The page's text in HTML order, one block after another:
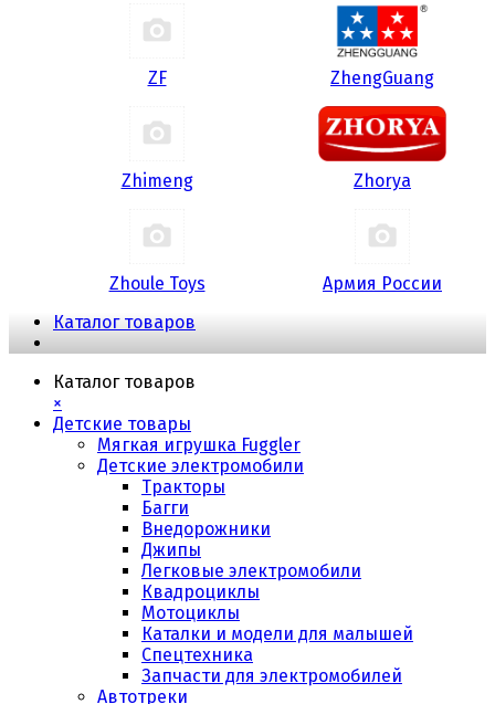
ZF ZhengGuang
Zhimeng Zhorya
Zhoule Toys
Армия России
Каталог товаров
Каталог товаров
×
Детские товары
Мягкая игрушка Fuggler
Детские электромобили
Тракторы
Багги
Внедорожники
Джипы
Легковые электромобили
Квадроциклы
Мотоциклы
Каталки и модели для малышей
Спецтехника
Запчасти для электромобилей
Автотреки